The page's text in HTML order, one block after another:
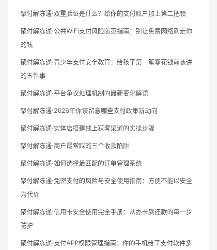
聚付解冻通·双重验证是什么？给你的支付账户加上第二把锁
聚付解冻通·公共WiFi支付风险防范指南：别让免费网络刷走你
的钱
聚付解冻通·青少年支付安全教育：给孩子第一笔零花钱前该讲
的五件事
聚付解冻通·平台争议处理机制的最新变化解读
聚付解冻通·2026年你该留意哪些支付政策新动向
聚付解冻通·实体店搭建线上获客渠道的实操步骤
聚付解冻通·商户最常踩的三个收款陷阱
聚付解冻通·如何选择最匹配的订单管理系统
聚付解冻通·免密支付的风险与安全使用指南：方便不能以安全
为代价
聚付解冻通·信用卡安全使用完全手册：从办卡到还款的每一步
防护
聚付解冻通·支付APP权限管理指南：你的手机给了支付软件多